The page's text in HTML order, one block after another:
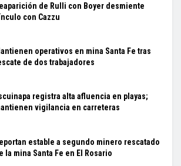
de Rulli con Boyer desmiente
con Cazzu
operativos en mina Santa Fe tras
de dos trabajadores
registra alta afluencia en playas;
vigilancia en carreteras
estable a segundo minero rescatado
la mina Santa Fe en El Rosario